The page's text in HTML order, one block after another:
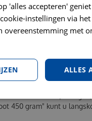
kunt u "JR
450 gram" kunt u
'alles accepteren'
instellingen via
met
ALLES